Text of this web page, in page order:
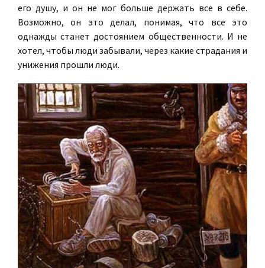
его душу, и он не мог больше держать все в себе.
Возможно, он это делал, понимая, что все это
однажды станет достоянием общественности. И не
хотел, чтобы люди забывали, через какие страдания и
унижения прошли люди.